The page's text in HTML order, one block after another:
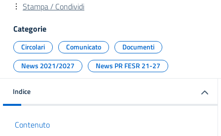
Stampa / Condividi
Categorie
Circolari Comunicato
Documenti
News 2021/2027
News PR FESR 21-27
Indice
Contenuto